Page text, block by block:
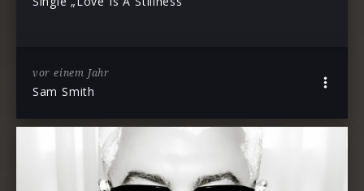
vor einem Jahr
Sam Smith